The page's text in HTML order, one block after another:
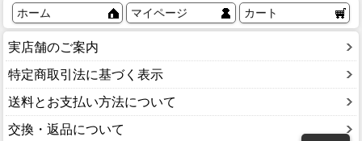
ホーム マイページ カート
実店舗のご案内
特定商取引法に基づく表示
送料とお支払い方法について
交換・返品について